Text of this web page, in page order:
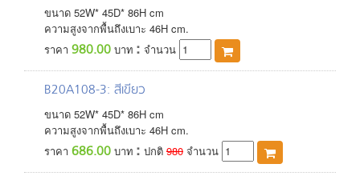
ขนาด 52W* 45D* 86H cm
ความสูงจากพื้นถึงเบาะ 46H cm.
ราคา 980.00 บาท : จำนวน
B20A108-3: สีเขียว
ขนาด 52W* 45D* 86H cm
ความสูงจากพื้นถึงเบาะ 46H cm.
ราคา 686.00 บาท : ปกติ 980 จำนวน